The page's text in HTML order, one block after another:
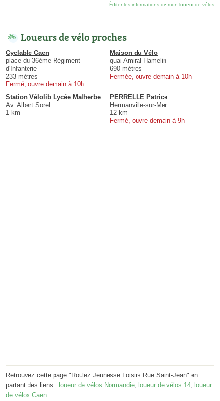
Éditer les informations de mon loueur de vélos
Loueurs de vélo proches
Cyclable Caen
place du 36ème Régiment
d'Infanterie
233 mètres
Fermé, ouvre demain à 10h
Maison du Vélo
quai Amiral Hamelin
690 mètres
Fermée, ouvre demain à 10h
Station Vélolib Lycée Malherbe
Av. Albert Sorel
1 km
PERRELLE Patrice
Hermanville-sur-Mer
12 km
Fermé, ouvre demain à 9h
Retrouvez cette page "Roulez Jeunesse Loisirs Rue Saint-Jean" en
partant des liens : loueur de vélos Normandie loueur de vélos 14 loueur
de vélos Caen